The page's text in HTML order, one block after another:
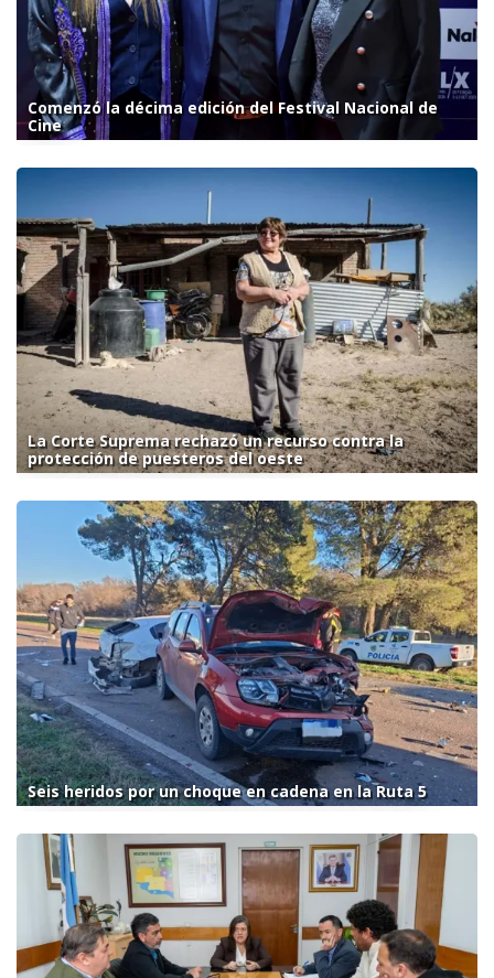
Comenzó la décima edición del Festival Nacional de
Cine
La Corte Suprema rechazó un recurso contra la
protección de puesteros del oeste
Seis heridos por un choque en cadena en la Ruta 5